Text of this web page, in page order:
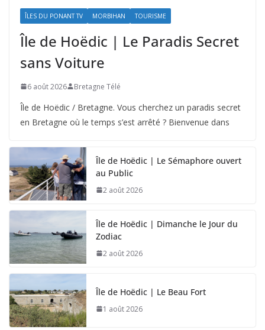
ÎLES DU PONANT TV MORBIHAN TOURISME
Île de Hoëdic | Le Paradis Secret
sans Voiture
6 août 2026 Bretagne Télé
Île de Hoëdic / Bretagne. Vous cherchez un paradis secret
en Bretagne où le temps s’est arrêté ? Bienvenue dans
Île de Hoëdic | Le Sémaphore ouvert
au Public
2 août 2026
Île de Hoëdic | Dimanche le Jour du
Zodiac
2 août 2026
Île de Hoëdic | Le Beau Fort
1 août 2026